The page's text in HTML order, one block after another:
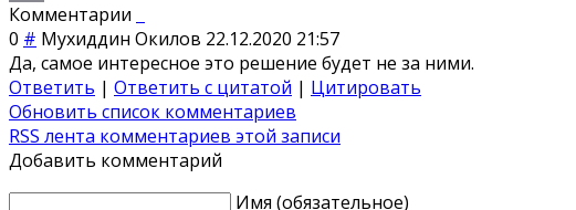
Email
Комментарии
0 # Мухиддин Окилов 22.12.2020 21:57
Да, самое интересное это решение будет не за ними.
Ответить | Ответить с цитатой | Цитировать
Обновить список комментариев
RSS лента комментариев этой записи
Добавить комментарий
Имя (обязательное)